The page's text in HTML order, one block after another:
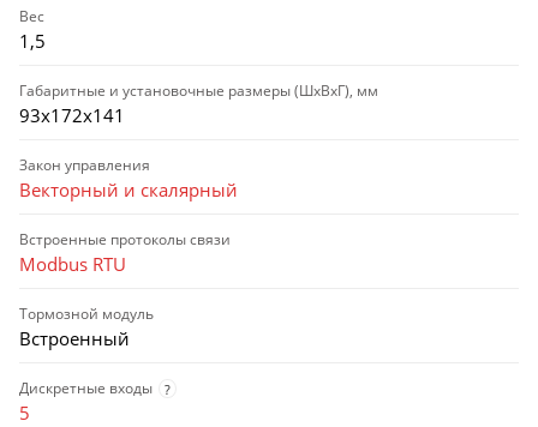
Вес
1,5
Габаритные и установочные размеры (ШхВхГ), мм
93х172х141
Закон управления
Векторный и скалярный
Встроенные протоколы связи
Modbus RTU
Тормозной модуль
Встроенный
Дискретные входы ?
5